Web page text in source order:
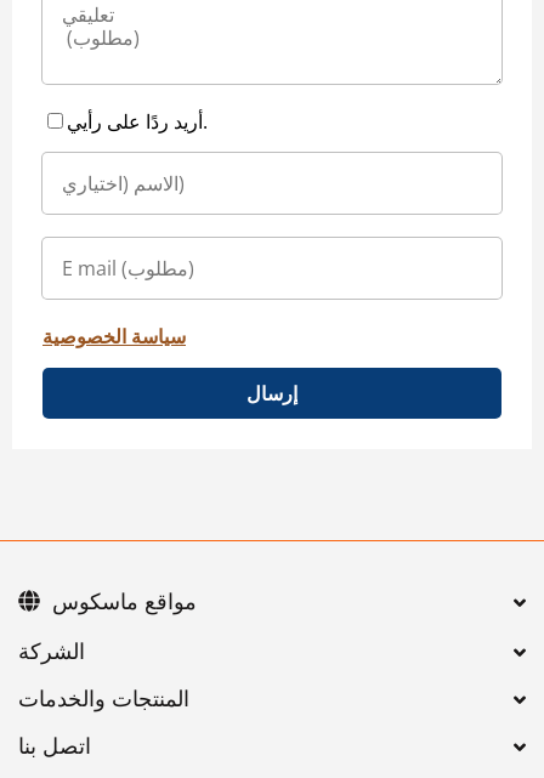
أريد ردًا على رأيي.
سياسة الخصوصية
إرسال
اتصل بنا
مواقع ماسكوس